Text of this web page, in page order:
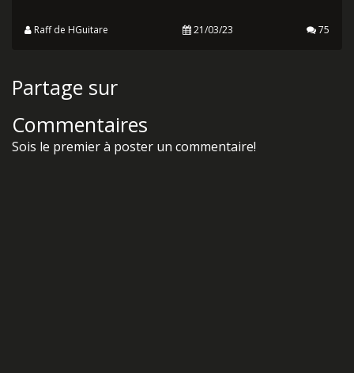
Raff de HGuitare 21/03/23 75
Partage sur
Facebook Twitter